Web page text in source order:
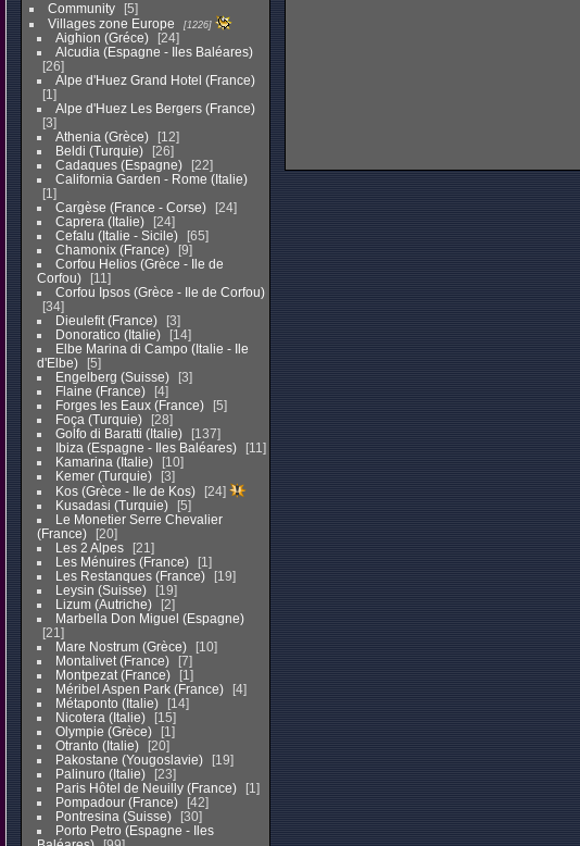
Community
5
Villages zone Europe
1226
Aighion (Gréce)
24
Alcudia (Espagne - Iles Baléares)
26
Alpe d'Huez Grand Hotel (France)
1
Alpe d'Huez Les Bergers (France)
3
Athenia (Grèce)
12
Beldi (Turquie)
26
Cadaques (Espagne)
22
California Garden - Rome (Italie)
1
Cargèse (France - Corse)
24
Caprera (Italie)
24
Cefalu (Italie - Sicile)
65
Chamonix (France)
9
Corfou Helios (Grèce - Ile de
Corfou)
11
Corfou Ipsos (Grèce - Ile de Corfou)
34
Dieulefit (France)
3
Donoratico (Italie)
14
Elbe Marina di Campo (Italie - Ile
d'Elbe)
5
Engelberg (Suisse)
3
Flaine (France)
4
Forges les Eaux (France)
5
Foça (Turquie)
28
Golfo di Baratti (Italie)
137
Ibiza (Espagne - Iles Baléares)
11
Kamarina (Italie)
10
Kemer (Turquie)
3
Kos (Grèce - Ile de Kos)
24
Kusadasi (Turquie)
5
Le Monetier Serre Chevalier
(France)
20
Les 2 Alpes
21
Les Ménuires (France)
1
Les Restanques (France)
19
Leysin (Suisse)
19
Lizum (Autriche)
2
Marbella Don Miguel (Espagne)
21
Mare Nostrum (Grèce)
10
Montalivet (France)
7
Montpezat (France)
1
Méribel Aspen Park (France)
4
Métaponto (Italie)
14
Nicotera (Italie)
15
Olympie (Grèce)
1
Otranto (Italie)
20
Pakostane (Yougoslavie)
19
Palinuro (Italie)
23
Paris Hôtel de Neuilly (France)
1
Pompadour (France)
42
Pontresina (Suisse)
30
Porto Petro (Espagne - Iles